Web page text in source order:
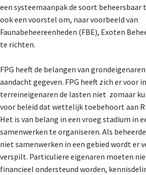
een systeemaanpak de soort beheersbaar
ook een voorstel om, naar voorbeeld van
Faunabeheereenheden (FBE), Exoten
te richten.
FPG heeft de belangen van
aandacht gegeven. FPG heeft zich er voor
terreineigenaren de lasten niet zomaar
voor beleid dat wettelijk toebehoort aan
Het is van belang in een vroeg stadium in
samenwerken te organiseren. Als
niet samenwerken in een gebied wordt er
verspilt. Particuliere eigenaren moeten
financieel ondersteund worden,